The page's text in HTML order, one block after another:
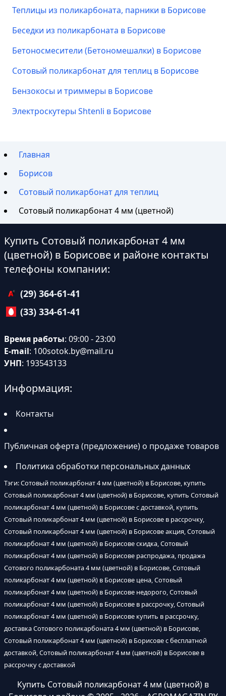
Теплицы из поликарбоната, парники в Борисове
Беседки из поликарбоната в Борисове
Бетоносмесители (Бетономешалки) в Борисове
Сотовый поликарбонат для теплиц в Борисове
Бензокосы и триммеры в Борисове
Электроскутеры Shtenli в Борисове
Главная
Борисов
Сотовый поликарбонат для теплиц
Сотовый поликарбонат 4 мм (цветной)
Купить Сотовый поликарбонат 4 мм
(цветной) в Борисове и районе контакты
телефоны компании:
(29) 364-61-41
(33) 334-61-41
Время работы: 09:00 - 23:00
E-mail: 100sotok.by@mail.ru
УНП: 193543133
Информация:
Контакты
Публичная оферта (предложение) о продаже товаров
Политика обработки персональных данных
Тэги: Сотовый поликарбонат 4 мм (цветной) в Борисове, купить
Сотовый поликарбонат 4 мм (цветной) в Борисове, купить Сотовый
поликарбонат 4 мм (цветной) в Борисове с доставкой, купить
Сотовый поликарбонат 4 мм (цветной) в Борисове в рассрочку,
Сотовый поликарбонат 4 мм (цветной) в Борисове акция, Сотовый
поликарбонат 4 мм (цветной) в Борисове скидка, Сотовый
поликарбонат 4 мм (цветной) в Борисове распродажа, продажа
Сотового поликарбоната 4 мм (цветной) в Борисове, Сотовый
поликарбонат 4 мм (цветной) в Борисове цена, Сотовый
поликарбонат 4 мм (цветной) в Борисове недорого, Сотовый
поликарбонат 4 мм (цветной) в Борисове в рассрочку, Сотовый
поликарбонат 4 мм (цветной) в Борисове купить в рассрочку,
доставка Сотового поликарбоната 4 мм (цветной) в Борисове,
Сотовый поликарбонат 4 мм (цветной) в Борисове с бесплатной
доставкой, Сотовый поликарбонат 4 мм (цветной) в Борисове в
рассрочку с доставкой
Купить Сотовый поликарбонат 4 мм (цветной) в